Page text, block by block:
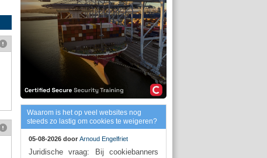
Waarom is het op veel websites nog
steeds zo lastig om cookies te weigeren?
05-08-2026 door Arnoud Engelfriet
Juridische vraag: Bij cookiebanners